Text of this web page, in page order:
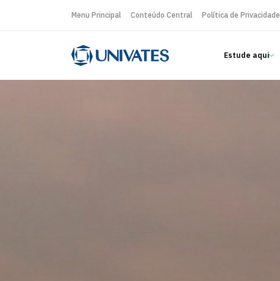
Menu Principal Conteúdo Central Política de Privacidade
Estude aqui